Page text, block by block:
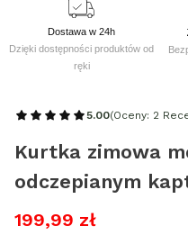
Dostawa w 24h
Dzięki dostępności produktów od
ręki
5.00(Oceny: 2
Kurtka zimowa
odczepianym
199,99 zł